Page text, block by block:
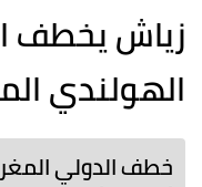
زياش يخطف
الهولندي
خطف الدولي